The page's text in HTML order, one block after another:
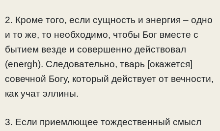
2. Кроме того, если сущность и энергия – одно
и то же, то необходимо, чтобы Бог вместе с
бытием везде и совершенно действовал
(energh). Следовательно, тварь [окажется]
совечной Богу, который действует от вечности,
как учат эллины.
3. Если приемлющее тождественный смысл